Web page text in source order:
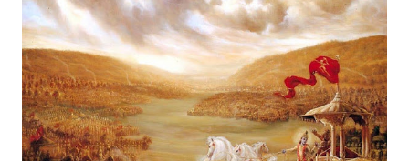
दिल्लगी भूल जानी पड़ेगी गाकर इश्क़ और इबादत का फर्क समझाया, उसी तरह यह
कलाम हमें 'शुक्र' (Gratitude) का पाठ पढ़ाता है। इस लेख में हम इस कालजयी
रचना के हिंदी बोल (Lyrics), उसके गूढ़ अर्थ और शब्दार्थ को विस्तार से समझेंगे।
...